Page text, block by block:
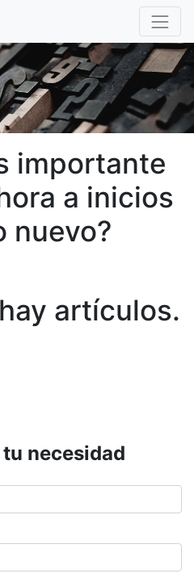
importante
a inicios
nuevo?
artículos.
necesidad